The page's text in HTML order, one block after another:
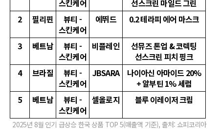
스킨케어
선스크린 마일드 그린
2
필리핀
뷰티 -
스킨케어
에뛰드 0.2 테라피 에어 마스크
3 베트남
뷰티 -
스킨케어
비플레인
선뮤즈 톤업 & 코렉팅
선스크린 피치 핑크
4
브라질
뷰티 -
스킨케어
JBSARA
나이아신 아마이드 20%
+ 알부틴 1% 세럼
5
베트남
뷰티 -
스킨케어
셀올로지 블루 이레이저 크림
2025년 8월 인기 급상승 한국 상품 TOP 5(매출액 기준), 출처: 쇼피코리아